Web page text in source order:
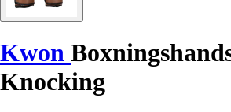
Kwon
Knocking